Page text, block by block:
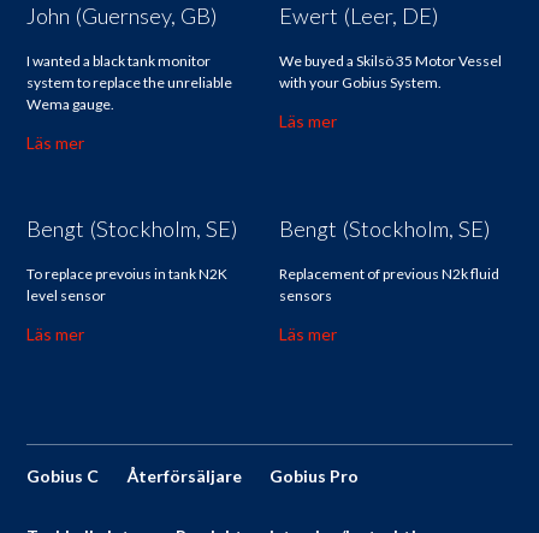
John (Guernsey, GB)
I wanted a black tank monitor
system to replace the unreliable
Wema gauge.
Läs mer
Ewert (Leer, DE)
We buyed a Skilsö 35 Motor Vessel
with your Gobius System.
Läs mer
Bengt (Stockholm, SE)
To replace prevoius in tank N2K
level sensor
Läs mer
Bengt (Stockholm, SE)
Replacement of previous N2k fluid
sensors
Läs mer
Gobius C Återförsäljare Gobius Pro